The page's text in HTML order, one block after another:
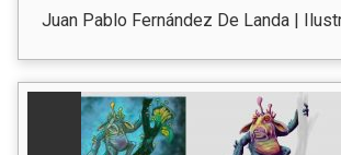
Juan Pablo Fernández De Landa |